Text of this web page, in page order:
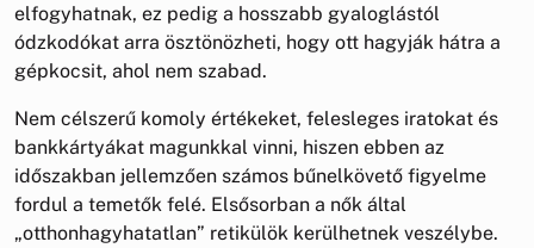
elfogyhatnak, ez pedig a hosszabb gyaloglástól
ódzkodókat arra ösztönözheti, hogy ott hagyják hátra a
gépkocsit, ahol nem szabad.
Nem célszerű komoly értékeket, felesleges iratokat és
bankkártyákat magunkkal vinni, hiszen ebben az
időszakban jellemzően számos bűnelkövető figyelme
fordul a temetők felé. Elsősorban a nők által
„otthonhagyhatatlan” retikülök kerülhetnek veszélybe.